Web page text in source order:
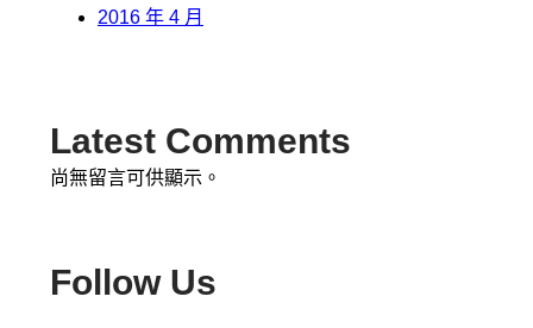
2016 年 4 月
Latest Comments
尚無留言可供顯示。
Follow Us